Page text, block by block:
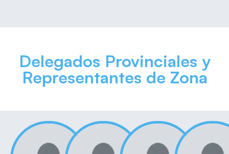
Delegados Provinciales y
Representantes de Zona